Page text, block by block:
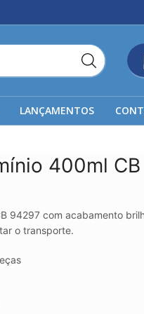
LANÇAMENTOS
400ml CB
94297 com acabamento
o transporte.